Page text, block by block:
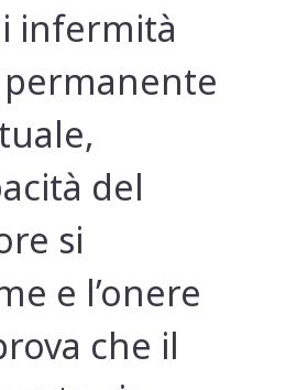
infermità
del
si
e l’onere
che il